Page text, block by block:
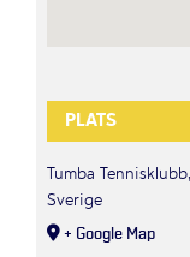
PLATS
Tumba
Sverige
+ Google Map